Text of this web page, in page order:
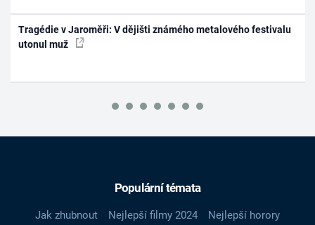
Tragédie v Jaroměři: V dějišti známého metalového festivalu
utonul muž
Populární témata
Jak zhubnout Nejlepší filmy 2024
Nejlepší horory